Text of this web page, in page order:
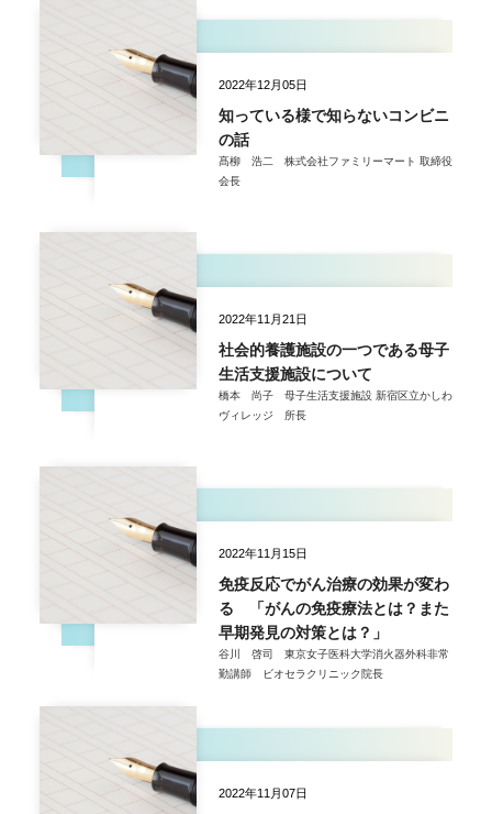
2022年12月05日
知っている様で知らないコンビニ
の話
髙柳 浩二 株式会社ファミリーマート 取締役
会長
2022年11月21日
社会的養護施設の一つである母子
生活支援施設について
橋本 尚子 母子生活支援施設 新宿区立かしわ
ヴィレッジ 所長
2022年11月15日
免疫反応でがん治療の効果が変わ
る 「がんの免疫療法とは？また
早期発見の対策とは？」
谷川 啓司 東京女子医科大学消火器外科非常
勤講師 ビオセラクリニック院長
2022年11月07日